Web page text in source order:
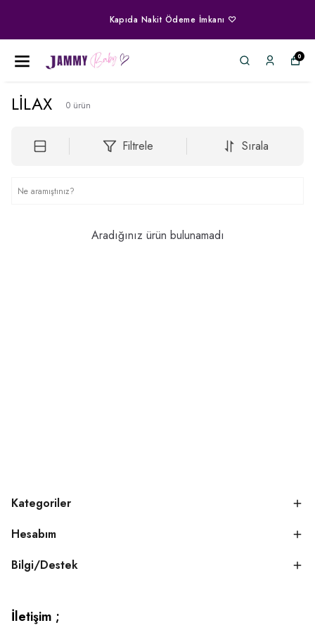
Kapıda Nakit Ödeme İmkanı ♡
0
LİLAX 0 ürün
Filtrele Sırala
Aradığınız ürün bulunamadı
Kategoriler
Hesabım
Bilgi/Destek
İletişim ;